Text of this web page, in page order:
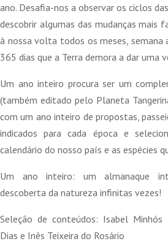
ano. Desafia-nos a observar os ciclos
descobrir algumas das mudanças mais
à nossa volta todos os meses, semana
365 dias que a Terra demora a dar uma
Um ano inteiro procura ser um
(também editado pelo Planeta
com um ano inteiro de propostas,
indicados para cada época e
calendário do nosso país e as espécies
Um ano inteiro: um almanaque
descoberta da natureza infinitas vezes!
Seleção de conteúdos: Isabel Minhós
Dias e Inês Teixeira do Rosário